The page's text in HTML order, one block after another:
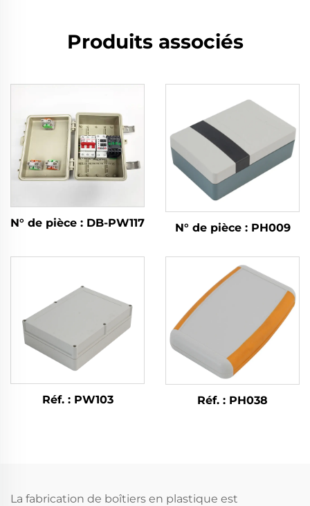
Produits associés
N° de pièce : DB-PW117 N° de pièce : PH009
Réf. : PW103 Réf. : PH038
La fabrication de boîtiers en plastique est